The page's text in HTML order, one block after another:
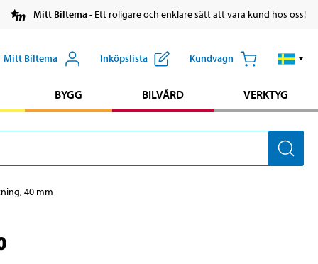
Mitt Biltema- Ett roligare och enklare sätt att vara kund hos oss!
Mitt Biltema Inköpslista Kundvagn
BYGG BILVÅRD VERKTYG
40 mm